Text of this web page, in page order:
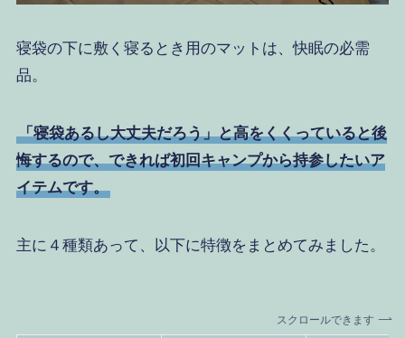
寝袋の下に敷く寝るとき用のマットは、快眠の必需
品。
「寝袋あるし大丈夫だろう」と高をくくっていると後
悔するので、できれば初回キャンプから持参したいア
イテムです。
主に４種類あって、以下に特徴をまとめてみました。
スクロールできます